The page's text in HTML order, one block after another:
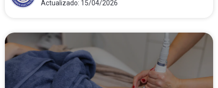
Actualizado: 15/04/2026